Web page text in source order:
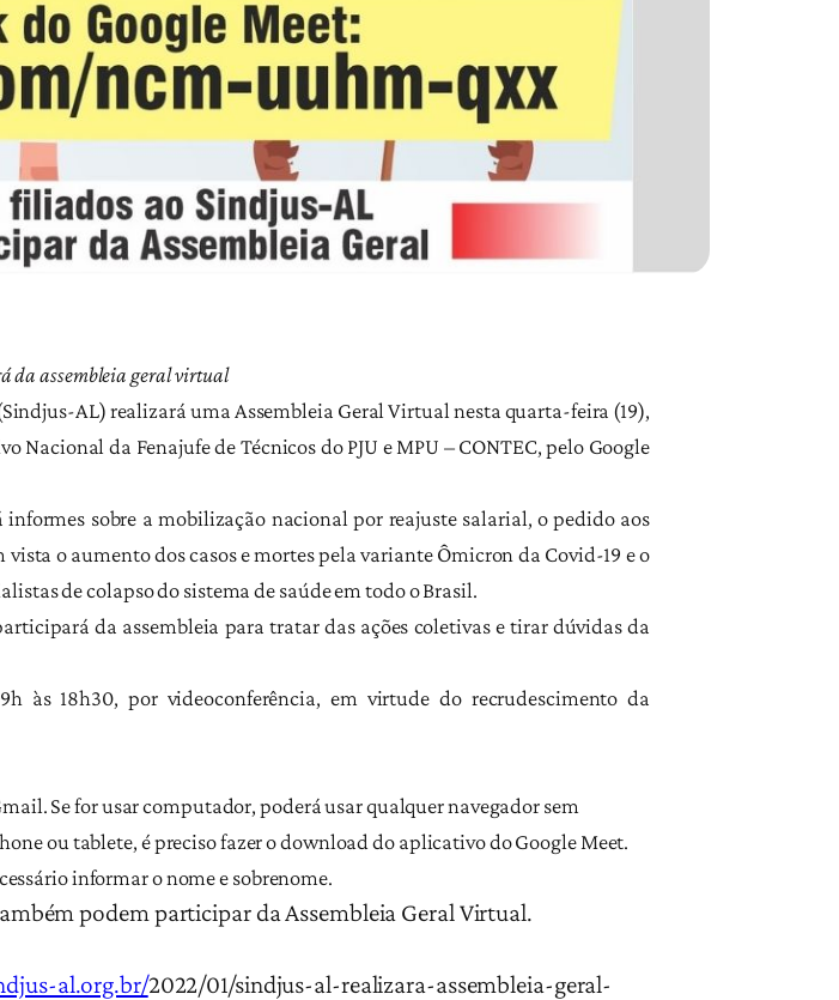
da assembleia geral virtual
AL) realizará uma Assembleia Geral Virtual nesta quarta-feira (19),
Nacional da Fenajufe de Técnicos do PJU e MPU – CONTEC, pelo Google
sobre a mobilização nacional por reajuste salarial, o pedido aos
o aumento dos casos e mortes pela variante Ômicron da Covid-19 e o
de colapso do sistema de saúde em todo o Brasil.
da assembleia para tratar das ações coletivas e tirar dúvidas da
às 18h30, por videoconferência, em virtude do recrudescimento da
Se for usar computador, poderá usar qualquer navegador sem
ou tablete, é preciso fazer o download do aplicativo do Google Meet.
informar o nome e sobrenome.
podem participar da Assembleia Geral Virtual.
al.org.br/2022/01/sindjus-al-realizara-assembleia-geral-